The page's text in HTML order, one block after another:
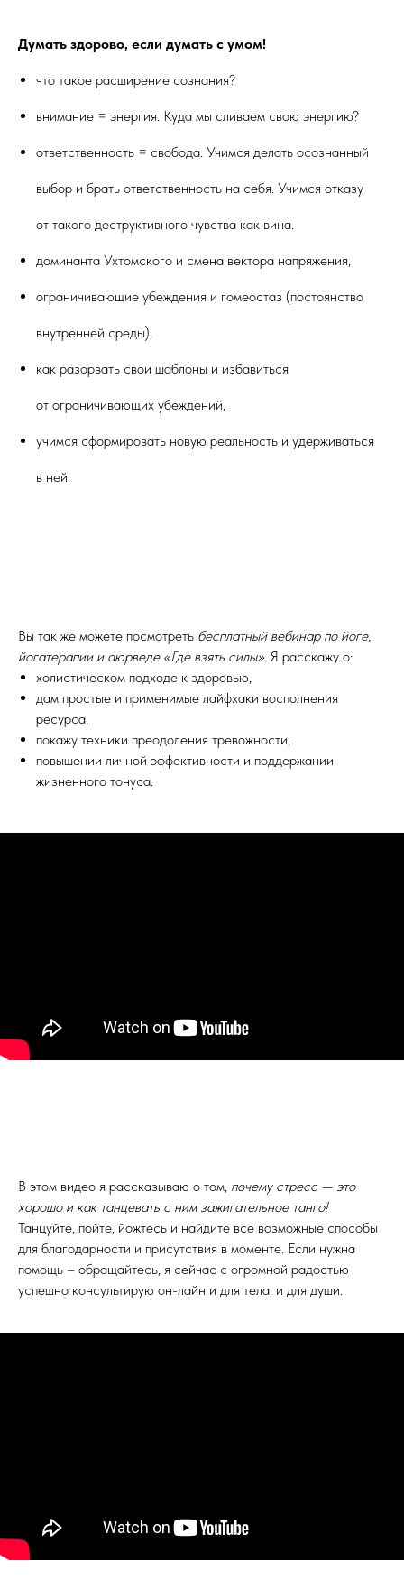
Думать здорово, если думать с умом!
что такое расширение сознания?
внимание = энергия. Куда мы сливаем свою энергию?
ответственность = свобода. Учимся делать осознанный
выбор и брать ответственность на себя. Учимся отказу
от такого деструктивного чувства как вина.
доминанта Ухтомского и смена вектора напряжения,
ограничивающие убеждения и гомеостаз (постоянство
внутренней среды),
как разорвать свои шаблоны и избавиться
от ограничивающих убеждений,
учимся сформировать новую реальность и удерживаться
в ней.
Вы так же можете посмотреть бесплатный вебинар по йоге,
йогатерапии и аюрведе «Где взять силы». Я расскажу о:
холистическом подходе к здоровью,
дам простые и применимые лайфхаки восполнения
ресурса,
покажу техники преодоления тревожности,
повышении личной эффективности и поддержании
жизненного тонуса.
В этом видео я рассказываю о том, почему стресс — это
хорошо и как танцевать с ним зажигательное танго!
Танцуйте, пойте, йожтесь и найдите все возможные способы
для благодарности и присутствия в моменте. Если нужна
помощь – обращайтесь, я сейчас с огромной радостью
успешно консультирую он-лайн и для тела, и для души.